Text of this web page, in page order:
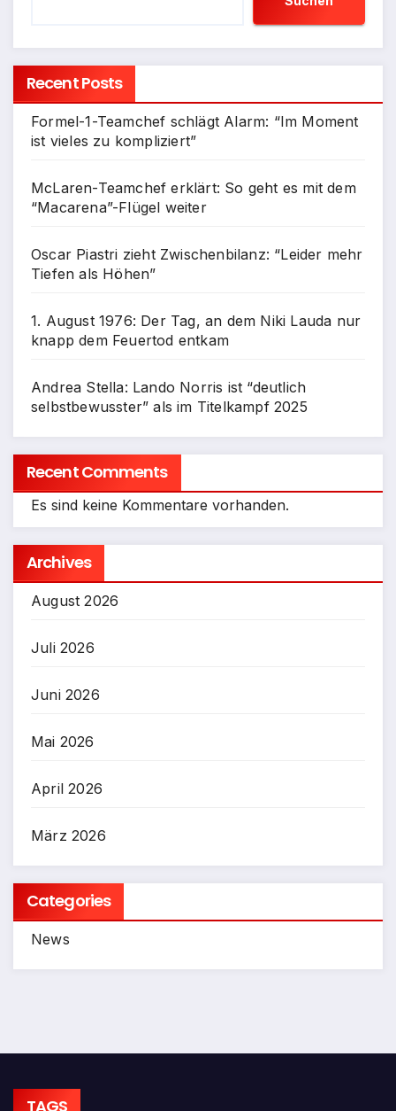
Recent Posts
Formel-1-Teamchef schlägt Alarm: “Im Moment
ist vieles zu kompliziert”
McLaren-Teamchef erklärt: So geht es mit dem
“Macarena”-Flügel weiter
Oscar Piastri zieht Zwischenbilanz: “Leider mehr
Tiefen als Höhen”
1. August 1976: Der Tag, an dem Niki Lauda nur
knapp dem Feuertod entkam
Andrea Stella: Lando Norris ist “deutlich
selbstbewusster” als im Titelkampf 2025
Recent Comments
Es sind keine Kommentare vorhanden.
Archives
August 2026
Juli 2026
Juni 2026
Mai 2026
April 2026
März 2026
Categories
News
TAGS